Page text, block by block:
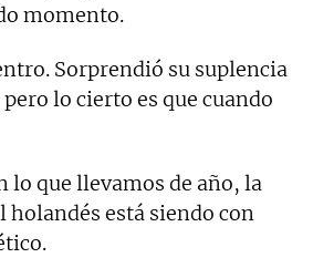
momento.
Sorprendió su suplencia
lo cierto es que cuando
lo que llevamos de año, la
holandés está siendo con